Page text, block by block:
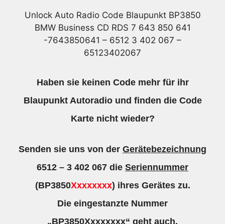
Unlock Auto Radio Code Blaupunkt BP3850
BMW Business CD RDS 7 643 850 641
-7643850641 – 6512 3 402 067 –
65123402067
Haben sie keinen Code mehr für ihr
Blaupunkt Autoradio und finden die Code
Karte nicht wieder?
Senden sie uns von der Gerätebezeichnung
6512 – 3 402 067 die Seriennummer
(BP3850Xxxxxxxx) ihres Gerätes zu.
Die eingestanzte Nummer
„BP3850Xxxxxxxx“ geht auch.